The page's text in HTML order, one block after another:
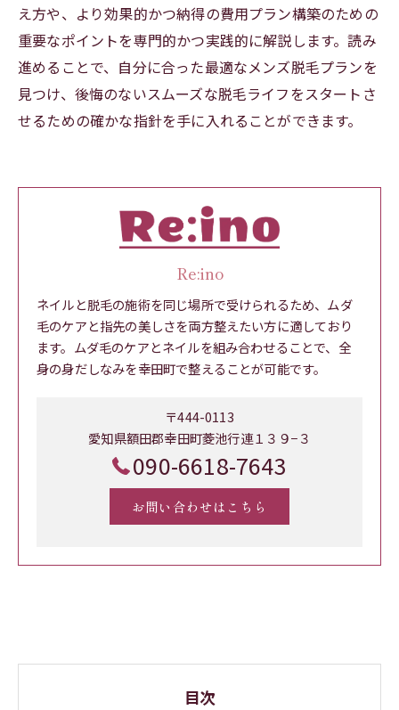
え方や、より効果的かつ納得の費用プラン構築のための
重要なポイントを専門的かつ実践的に解説します。読み
進めることで、自分に合った最適なメンズ脱毛プランを
見つけ、後悔のないスムーズな脱毛ライフをスタートさ
せるための確かな指針を手に入れることができます。
Re:ino
ネイルと脱毛の施術を同じ場所で受けられるため、ムダ
毛のケアと指先の美しさを両方整えたい方に適しており
ます。ムダ毛のケアとネイルを組み合わせることで、全
身の身だしなみを幸田町で整えることが可能です。
〒444-0113
愛知県額田郡幸田町菱池行連１３９−３
090-6618-7643
お問い合わせはこちら
目次